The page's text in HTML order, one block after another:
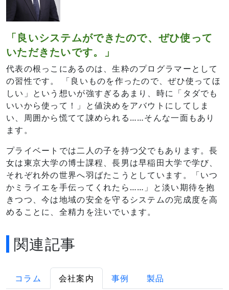
「良いシステムができたので、ぜひ使って
いただきたいです。」
代表の根っこにあるのは、生粋のプログラマーとして
の習性です。 「良いものを作ったので、ぜひ使ってほ
しい」という想いが強すぎるあまり、時に「タダでも
いいから使って！」と値決めをアバウトにしてしま
い、周囲から慌てて諌められる……そんな一面もあり
ます。
プライベートでは二人の子を持つ父でもあります。長
女は東京大学の博士課程、長男は早稲田大学で学び、
それぞれ外の世界へ羽ばたこうとしています。「いつ
かミライエを手伝ってくれたら……」と淡い期待を抱
きつつ、今は地域の安全を守るシステムの完成度を高
めることに、全精力を注いでいます。
関連記事
コラム 会社案内 事例 製品